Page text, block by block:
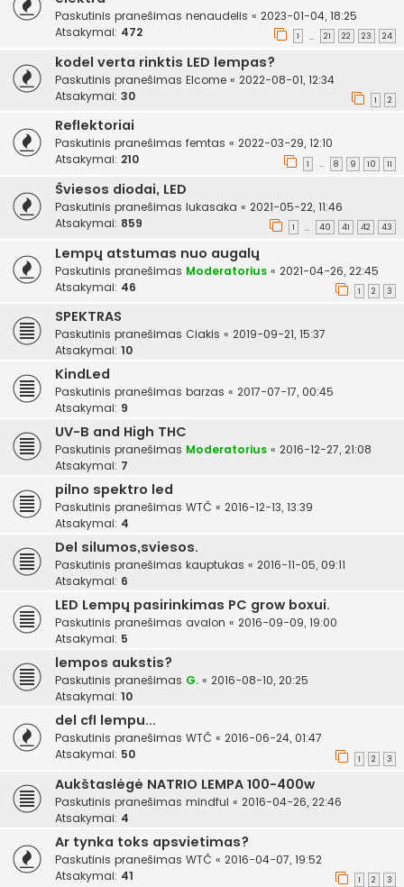
Paskutinis pranešimas nenaudelis « 2023-01-04, 18:25
Atsakymai: 472 1 … 21 22 23 24
kodel verta rinktis LED lempas?
Paskutinis pranešimas Elcome « 2022-08-01, 12:34
Atsakymai: 30 1 2
Reflektoriai
Paskutinis pranešimas femtas « 2022-03-29, 12:10
Atsakymai: 210 1 … 8 9 10 11
Šviesos diodai, LED
Paskutinis pranešimas lukasaka « 2021-05-22, 11:46
Atsakymai: 859 1 … 40 41 42 43
Lempų atstumas nuo augalų
Paskutinis pranešimas Moderatorius « 2021-04-26, 22:45
Atsakymai: 46 1 2 3
SPEKTRAS
Paskutinis pranešimas Ciakis « 2019-09-21, 15:37
Atsakymai: 10
KindLed
Paskutinis pranešimas barzas « 2017-07-17, 00:45
Atsakymai: 9
UV-B and High THC
Paskutinis pranešimas Moderatorius « 2016-12-27, 21:08
Atsakymai: 7
pilno spektro led
Paskutinis pranešimas WTČ « 2016-12-13, 13:39
Atsakymai: 4
Del silumos,sviesos.
Paskutinis pranešimas kauptukas « 2016-11-05, 09:11
Atsakymai: 6
LED Lempų pasirinkimas PC grow boxui.
Paskutinis pranešimas avalon « 2016-09-09, 19:00
Atsakymai: 5
lempos aukstis?
Paskutinis pranešimas G. « 2016-08-10, 20:25
Atsakymai: 10
del cfl lempu...
Paskutinis pranešimas WTČ « 2016-06-24, 01:47
Atsakymai: 50 1 2 3
Aukštaslėgė NATRIO LEMPA 100-400w
Paskutinis pranešimas mindful « 2016-04-26, 22:46
Atsakymai: 4
Ar tynka toks apsvietimas?
Paskutinis pranešimas WTČ « 2016-04-07, 19:52
Atsakymai: 41 1 2 3